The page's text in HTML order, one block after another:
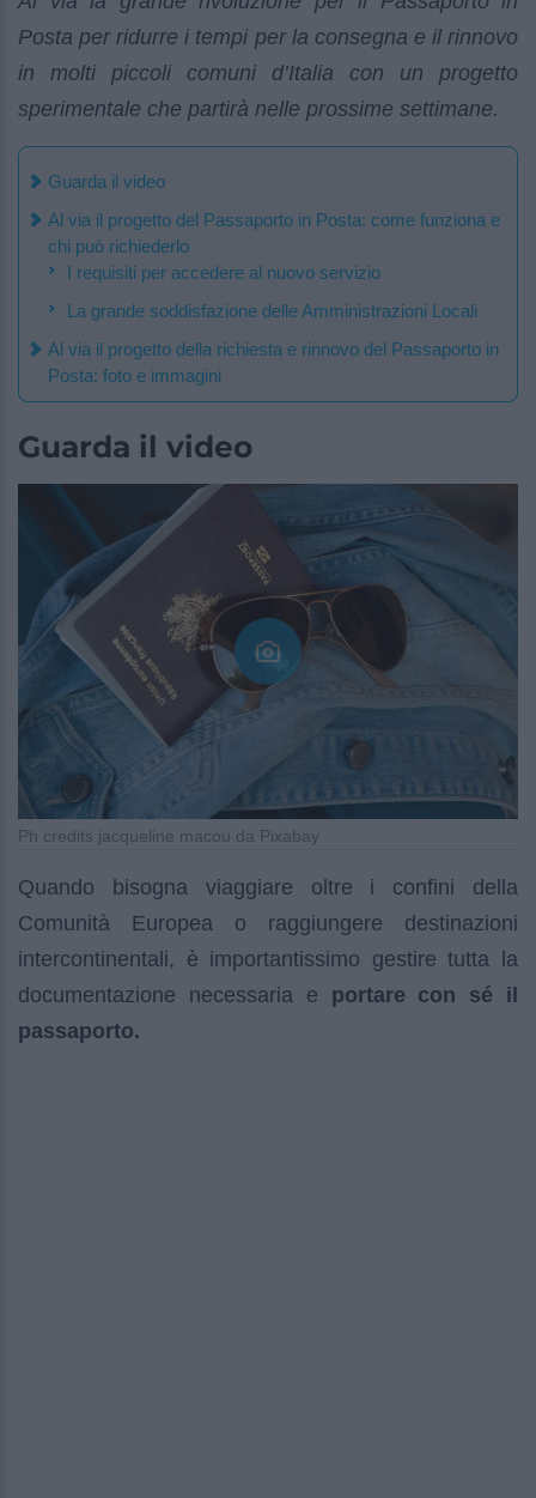
Posta per ridurre i tempi per la consegna e il rinnovo
in molti piccoli comuni d’Italia con un progetto
sperimentale che partirà nelle prossime settimane.
Guarda il video
Al via il progetto del Passaporto in Posta: come funziona e
chi può richiederlo
I requisiti per accedere al nuovo servizio
La grande soddisfazione delle Amministrazioni Locali
Al via il progetto della richiesta e rinnovo del Passaporto in
Posta: foto e immagini
Guarda il video
Ph credits jacqueline macou da Pixabay
Quando bisogna viaggiare oltre i confini della
Comunità Europea o raggiungere destinazioni
intercontinentali, è importantissimo gestire tutta la
documentazione necessaria e portare con sé il
passaporto.